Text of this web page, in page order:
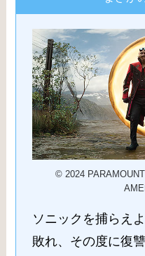
© 2024
ソニックを捕らえ
敗れ、その度に復